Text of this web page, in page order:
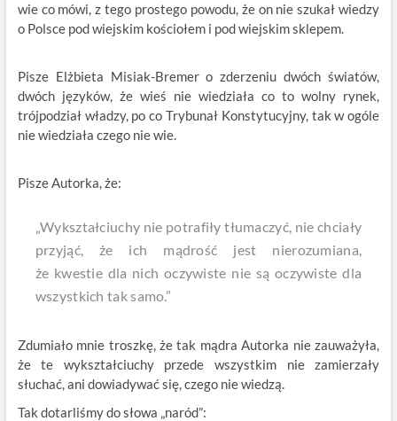
wie co mówi, z tego prostego powodu, że on nie szukał wiedzy
o Polsce pod wiejskim kościołem i pod wiejskim sklepem.
Pisze Elżbieta Misiak-Bremer o zderzeniu dwóch światów,
dwóch języków, że wieś nie wiedziała co to wolny rynek,
trójpodział władzy, po co Trybunał Konstytucyjny, tak w ogóle
nie wiedziała czego nie wie.
Pisze Autorka, że:
„Wykształciuchy nie potrafiły tłumaczyć, nie chciały
przyjąć, że ich mądrość jest nierozumiana,
że kwestie dla nich oczywiste nie są oczywiste dla
wszystkich tak samo.”
Zdumiało mnie troszkę, że tak mądra Autorka nie zauważyła,
że te wykształciuchy przede wszystkim nie zamierzały
słuchać, ani dowiadywać się, czego nie wiedzą.
Tak dotarliśmy do słowa „naród”: